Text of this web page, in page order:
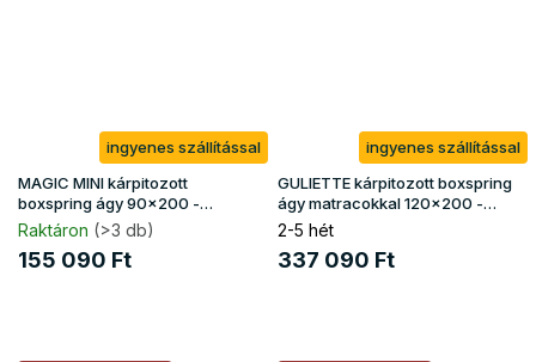
ingyenes szállítással
MAGIC MINI kárpitozott
boxspring ágy 90x200 -
krémszínű
Raktáron (>3 db)
155 090 Ft
ingyenes szállítással
GULIETTE kárpitozott boxspring
ágy matracokkal 120x200 -
bézs
2-5 hét
337 090 Ft